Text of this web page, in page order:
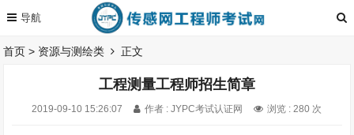
首页 > 资源与测绘类 正文
工程测量工程师招生简章
2019-09-10 15:26:07 作者 : JYPC考试认证网 浏览 : 280 次